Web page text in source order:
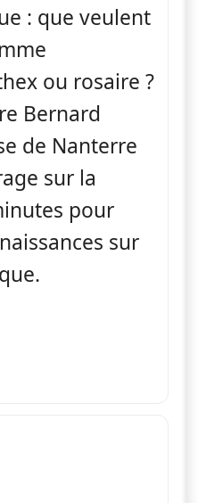
: que veulent
ou rosaire ?
Bernard
de Nanterre
sur la
pour
sur